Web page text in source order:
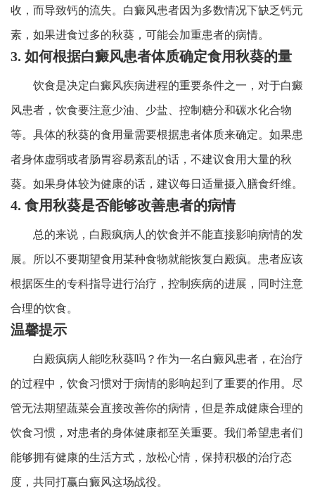
收，而导致钙的流失。白癜风患者因为多数情况下缺乏钙元
素，如果进食过多的秋葵，可能会加重患者的病情。
3. 如何根据白癜风患者体质确定食用秋葵的量
饮食是决定白癜风疾病进程的重要条件之一，对于白癜
风患者，饮食要注意少油、少盐、控制糖分和碳水化合物
等。具体的秋葵的食用量需要根据患者体质来确定。如果患
者身体虚弱或者肠胃容易紊乱的话，不建议食用大量的秋
葵。如果身体较为健康的话，建议每日适量摄入膳食纤维。
4. 食用秋葵是否能够改善患者的病情
总的来说，白殿疯病人的饮食并不能直接影响病情的发
展。所以不要期望食用某种食物就能恢复白殿疯。患者应该
根据医生的专科指导进行治疗，控制疾病的进展，同时注意
合理的饮食。
温馨提示
白殿疯病人能吃秋葵吗？作为一名白癜风患者，在治疗
的过程中，饮食习惯对于病情的影响起到了重要的作用。尽
管无法期望蔬菜会直接改善你的病情，但是养成健康合理的
饮食习惯，对患者的身体健康都至关重要。我们希望患者们
能够拥有健康的生活方式，放松心情，保持积极的治疗态
度，共同打赢白癜风这场战役。